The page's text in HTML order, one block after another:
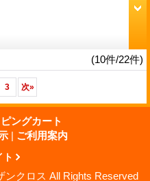
(10件/22件)
3 次»
ングカート
| ご利用案内
ト
ンクロス All Rights Reserved